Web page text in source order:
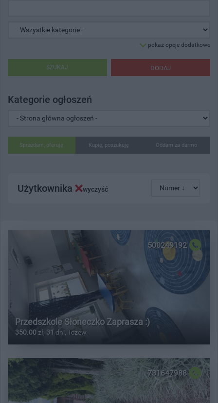
pokaż opcje dodatkowe
DODAJ
SZUKAJ
Kategorie ogłoszeń
Sprzedam, oferuję Kupię, poszukuję Oddam za darmo
Użytkownika wyczyść
500249192
Przedszkole Słoneczko Zaprasza :)
350.00 zł, 31 dni, Tczew
731647988